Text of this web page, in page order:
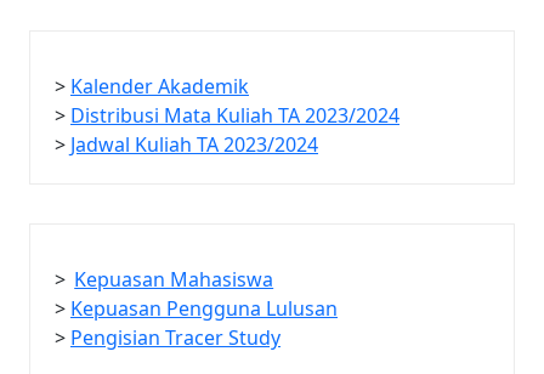
> Kalender Akademik
> Distribusi Mata Kuliah TA 2023/2024
> Jadwal Kuliah TA 2023/2024
> Kepuasan Mahasiswa
> Kepuasan Pengguna Lulusan
> Pengisian Tracer Study